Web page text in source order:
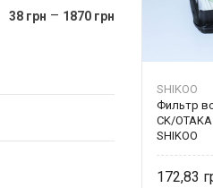
38грн – 1870грн
SHIKOO
Фильтр
CK/
SHIKOO
172,83